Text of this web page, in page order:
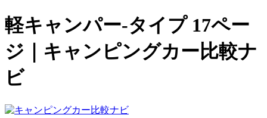
軽キャンパー-タイプ 17ペー
ジ｜キャンピングカー比較ナ
ビ